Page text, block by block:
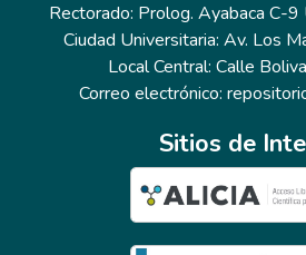
Rectorado: Prolog. Ayabaca C-9
Ciudad Universitaria: Av. Los
Local Central: Calle
Correo electrónico:
Sitios de